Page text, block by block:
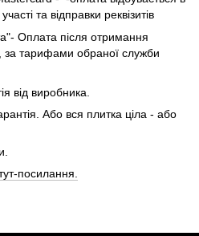
та відправки реквізитів
Оплата після отримання
за тарифами обраної служби
від виробника.
Або вся плитка ціла - або
посилання.